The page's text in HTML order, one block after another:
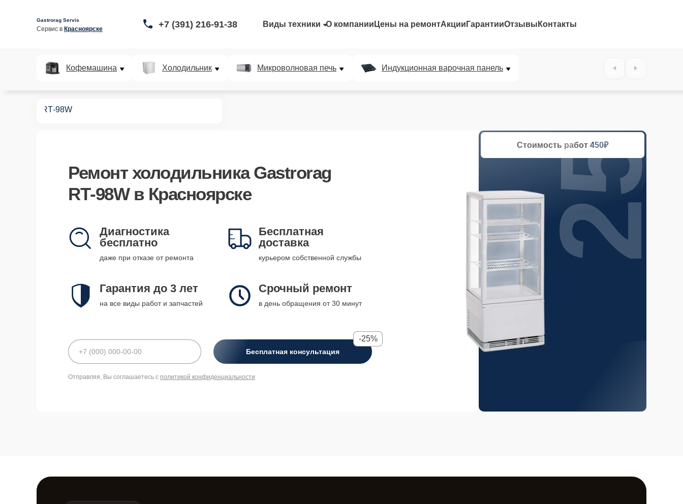
Gastrorag Servis
Сервис в Красноярске +7 (391) 216-91-38 Виды техники О компании Цены на ремонтАкции ГарантииОтзывы Контакты
Кофемашина Холодильник Микроволновая печь Индукционная варочная панель
RT‑98W
Ремонтхолодильника Gastrorag
RT‑98Wв Красноярске
Диагностика
бесплатно
даже при отказе от ремонта
Бесплатная
доставка
курьером собственной службы
Гарантия до 3 лет
на все виды работ и запчастей
Срочный ремонт
в день обращения от 30 минут
Бесплатная консультация
-25%
Отправляя, Вы соглашаетесь с политикой конфиденциальности
Стоимость работ 450₽
25%